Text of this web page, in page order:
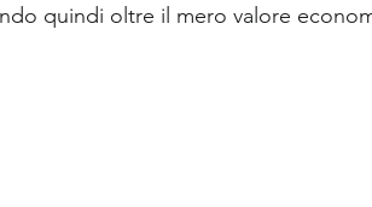
quindi oltre il mero valore